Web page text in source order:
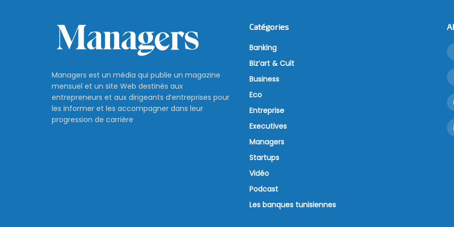
Managers est un média qui publie un magazine
mensuel et un site Web destinés aux
entrepreneurs et aux dirigeants d’entreprises pour
les informer et les accompagner dans leur
progression de carrière
Catégories
Banking
Biz’art & Cult
Business
Eco
Entreprise
Executives
Managers
Startups
Vidéo
Podcast
Les banques tunisiennes